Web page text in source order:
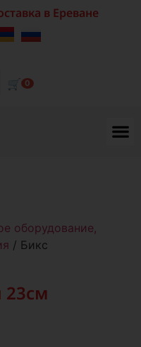
в Ереване
🛒 0
оборудование,
/ Бикс
23см